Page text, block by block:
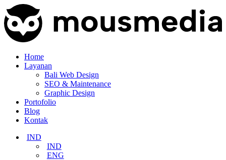
Home
Layanan
Bali Web Design
SEO & Maintenance
Graphic Design
Portofolio
Blog
Kontak
IND
IND
ENG